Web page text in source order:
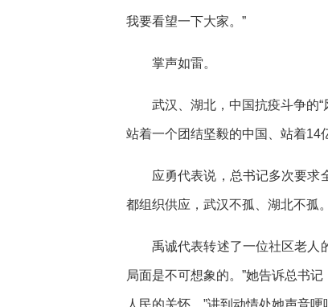
我要看望一下大家。”
掌声如雷。
武汉、湖北，中国抗疫斗争的
站着一个团结坚毅的中国、站着14
应勇代表说，总书记多次要求
都组织供应，武汉不孤、湖北不孤
禹诚代表转述了一位社区老人
局面是不可想象的。”她告诉总书
人民的关怀。”讲到动情处她声音